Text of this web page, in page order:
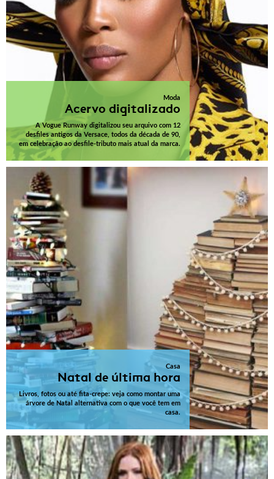
Moda
Acervo digitalizado
A Vogue Runway digitalizou seu arquivo com 12
desfiles antigos da Versace, todos da década de 90,
em celebração ao desfile-tributo mais atual da marca.
Casa
Natal de última hora
Livros, fotos ou até fita-crepe: veja como montar uma
árvore de Natal alternativa com o que você tem em
casa.